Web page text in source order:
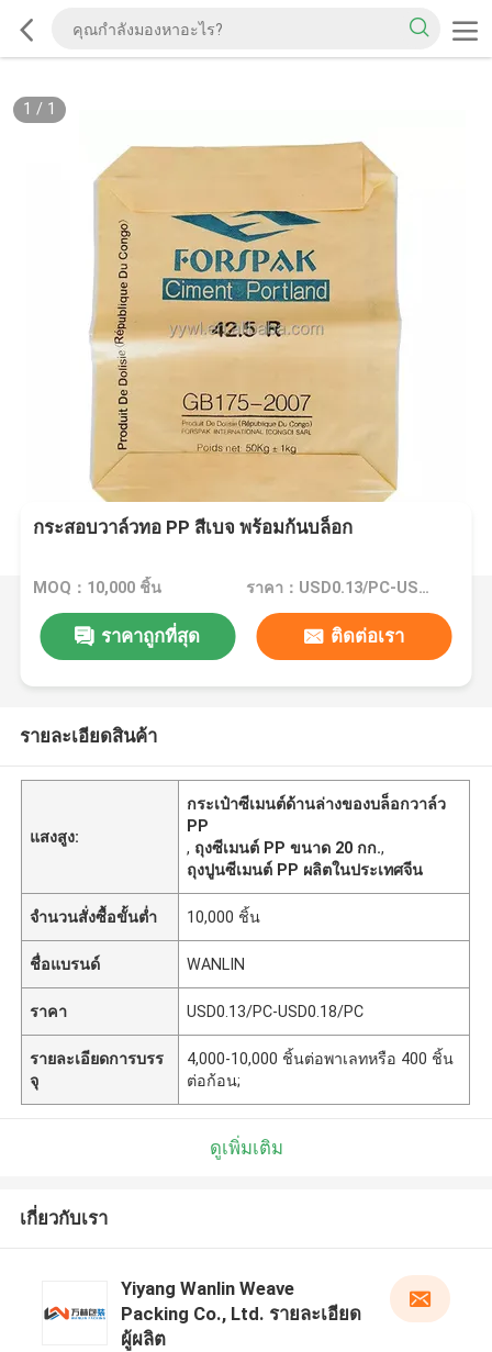
1 / 1
กระสอบวาล์วทอ PP สีเบจ พร้อมก้นบล็อก
MOQ：10,000 ชิ้น ราคา：USD0.13/PC-USD0.18/PC
ราคาถูกที่สุด ติดต่อเรา
รายละเอียดสินค้า
แสงสูง:
กระเป๋าซีเมนต์ด้านล่างของบล็อกวาล์ว
PP
, ถุงซีเมนต์ PP ขนาด 20 กก.,
ถุงปูนซีเมนต์ PP ผลิตในประเทศจีน
จำนวนสั่งซื้อขั้นต่ำ 10,000 ชิ้น
ชื่อแบรนด์ WANLIN
ราคา USD0.13/PC-USD0.18/PC
รายละเอียดการบรร
จุ
4,000-10,000 ชิ้นต่อพาเลทหรือ 400 ชิ้น
ต่อก้อน;
ดูเพิ่มเติม
เกี่ยวกับเรา
Yiyang Wanlin Weave
Packing Co., Ltd. รายละเอียด
ผู้ผลิต